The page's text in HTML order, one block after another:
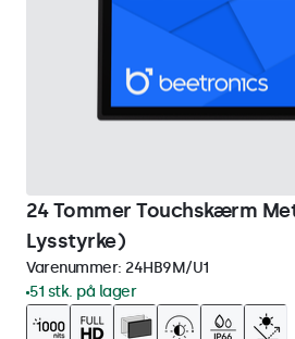
24 Tommer Touchskærm
Lysstyrke)
Varenummer: 24HB9M/U1
51 stk. på lager